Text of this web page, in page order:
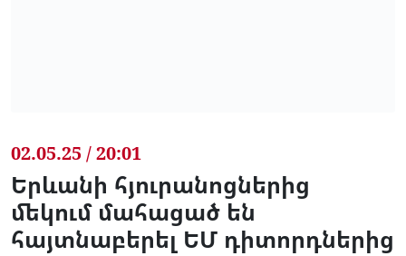
02.05.25 / 20:01
Երևանի հյուրանոցներից
մեկում մահացած են
հայտնաբերել ԵՄ դիտորդներից